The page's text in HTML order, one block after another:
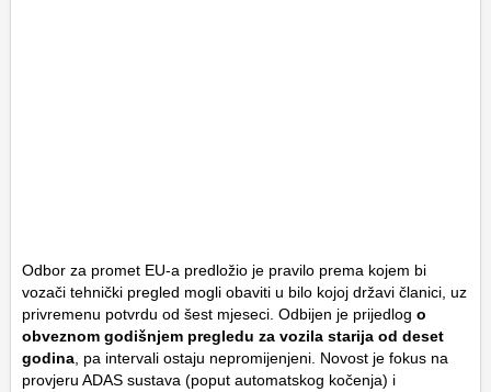
Odbor za promet EU-a predložio je pravilo prema kojem bi
vozači tehnički pregled mogli obaviti u bilo kojoj državi članici, uz
privremenu potvrdu od šest mjeseci. Odbijen je prijedlog o
obveznom godišnjem pregledu za vozila starija od deset
godina, pa intervali ostaju nepromijenjeni. Novost je fokus na
provjeru ADAS sustava (poput automatskog kočenja) i